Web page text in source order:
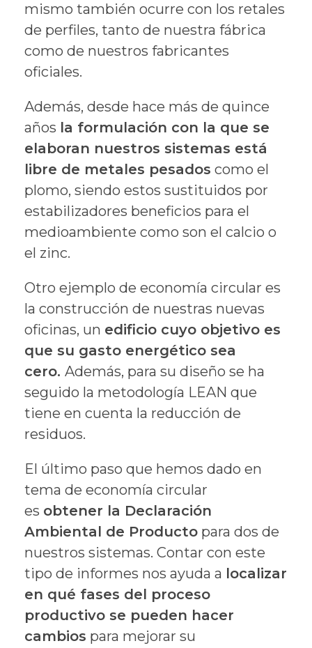
mismo también ocurre con los retales
de perfiles, tanto de nuestra fábrica
como de nuestros fabricantes
oficiales.
Además, desde hace más de quince
años la formulación con la que se
elaboran nuestros sistemas está
libre de metales pesados como el
plomo, siendo estos sustituidos por
estabilizadores beneficios para el
medioambiente como son el calcio o
el zinc.
Otro ejemplo de economía circular es
la construcción de nuestras nuevas
oficinas, un edificio cuyo objetivo es
que su gasto energético sea
cero. Además, para su diseño se ha
seguido la metodología LEAN que
tiene en cuenta la reducción de
residuos.
El último paso que hemos dado en
tema de economía circular
es obtener la Declaración
Ambiental de Producto para dos de
nuestros sistemas. Contar con este
tipo de informes nos ayuda a localizar
en qué fases del proceso
productivo se pueden hacer
cambios para mejorar su